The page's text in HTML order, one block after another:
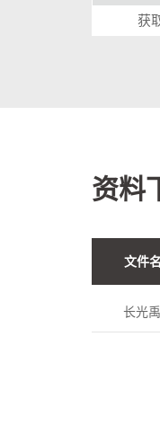
获
资料
文件
长光